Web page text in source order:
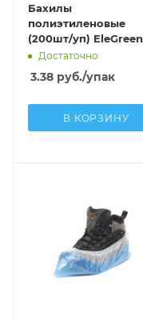
Бахилы
полиэтиленовые
(200шт/уп) EleGreen
Эконом ПНД (1,6г;
5мкм) синий
Достаточно
3.38 руб./упак
В КОРЗИНУ